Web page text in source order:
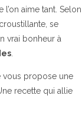
aime tant. Selon
se
vrai bonheur à
vous propose une
recette qui allie